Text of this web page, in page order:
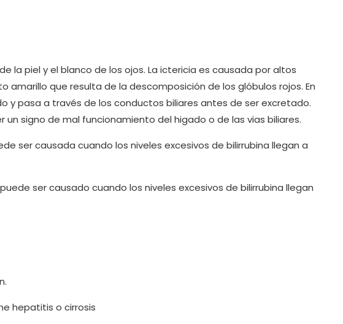
la piel y el blanco de los ojos. La ictericia es causada por altos
amarillo que resulta de la descomposición de los glóbulos rojos. En
y pasa a través de los conductos biliares antes de ser excretado.
un signo de mal funcionamiento del higado o de las vias biliares.
ser causada cuando los niveles excesivos de bilirrubina llegan a
ser causado cuando los niveles excesivos de bilirrubina llegan
hepatitis o cirrosis